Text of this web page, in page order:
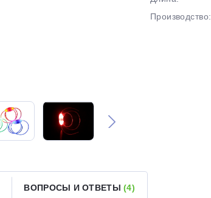
Производство:
ВОПРОСЫ И ОТВЕТЫ(4)
25% картой любого банка
Оставшиеся75% будутсписываться